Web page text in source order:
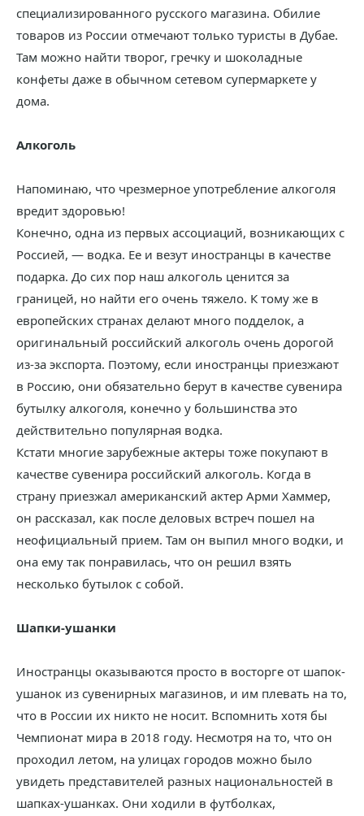
специализированного русского магазина. Обилие
товаров из России отмечают только туристы в Дубае.
Там можно найти творог, гречку и шоколадные
конфеты даже в обычном сетевом супермаркете у
дома.
Алкоголь
Напоминаю, что чрезмерное употребление алкоголя
вредит здоровью!
Конечно, одна из первых ассоциаций, возникающих с
Россией, — водка. Ее и везут иностранцы в качестве
подарка. До сих пор наш алкоголь ценится за
границей, но найти его очень тяжело. К тому же в
европейских странах делают много подделок, а
оригинальный российский алкоголь очень дорогой
из-за экспорта. Поэтому, если иностранцы приезжают
в Россию, они обязательно берут в качестве сувенира
бутылку алкоголя, конечно у большинства это
действительно популярная водка.
Кстати многие зарубежные актеры тоже покупают в
качестве сувенира российский алкоголь. Когда в
страну приезжал американский актер Арми Хаммер,
он рассказал, как после деловых встреч пошел на
неофициальный прием. Там он выпил много водки, и
она ему так понравилась, что он решил взять
несколько бутылок с собой.
Шапки-ушанки
Иностранцы оказываются просто в восторге от шапок-
ушанок из сувенирных магазинов, и им плевать на то,
что в России их никто не носит. Вспомнить хотя бы
Чемпионат мира в 2018 году. Несмотря на то, что он
проходил летом, на улицах городов можно было
увидеть представителей разных национальностей в
шапках-ушанках. Они ходили в футболках,